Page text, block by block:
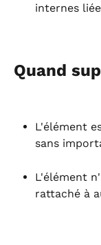
internes
Quand
L'élément
sans
L'élément
rattaché à